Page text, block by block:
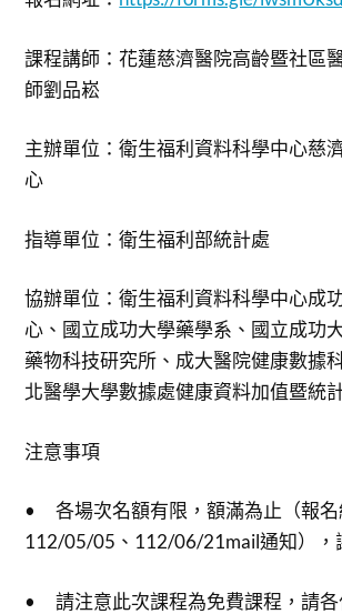
課程講師：花蓮慈濟醫院高齡暨社區
師劉品崧
主辦單位：衛生福利資料科學中心慈
心
指導單位：衛生福利部統計處
協辦單位：衛生福利資料科學中心成
心、國立成功大學藥學系、國立成功
藥物科技研究所、成大醫院健康數據
北醫學大學數據處健康資料加值暨統
注意事項
• 各場次名額有限，額滿為止（報名
112/05/05、112/06/21mail通知），
• 請注意此次課程為免費課程，請各